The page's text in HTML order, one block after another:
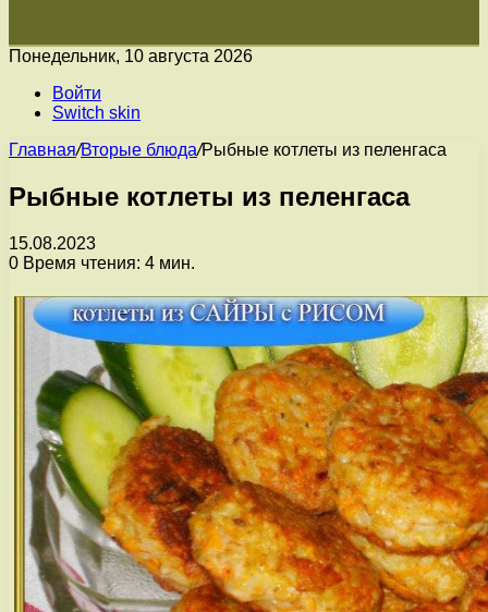
Понедельник, 10 августа 2026
Войти
Switch skin
Главная/Вторые блюда/Рыбные котлеты из пеленгаса
Рыбные котлеты из пеленгаса
15.08.2023
0 Время чтения: 4 мин.